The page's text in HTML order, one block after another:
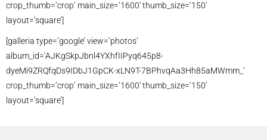
crop_thumb=’crop’ main_size=’1600′ thumb_size=’150′
layout=’square’]
[galleria type=’google’ view=’photos’
album_id=’AJKgSkpJbnl4YXhfIIPyq645p8-
dyeMi9ZRQfqDs9IDbJ1GpCK-xLN9T-7BPhvqAa3Hh85aMWmm_’
crop_thumb=’crop’ main_size=’1600′ thumb_size=’150′
layout=’square’]